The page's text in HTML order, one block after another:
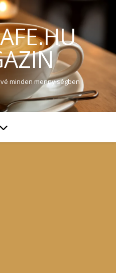
minden mennyiségben